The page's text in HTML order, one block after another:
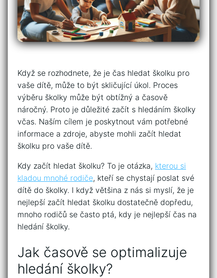
Když se rozhodnete, že je čas hledat školku pro
vaše dítě, může to být skličující úkol. Proces
výběru školky může být obtížný a časově
náročný. Proto je důležité začít s hledáním školky
včas. Naším cílem je poskytnout vám potřebné
informace a zdroje, abyste mohli začít hledat
školku pro vaše dítě.
Kdy začít hledat školku? To je otázka, kterou si
kladou mnohé rodiče, kteří se chystají poslat své
dítě do školky. I když většina z nás si myslí, že je
nejlepší začít hledat školku dostatečně dopředu,
mnoho rodičů se často ptá, kdy je nejlepší čas na
hledání školky.
Jak časově se optimalizuje
hledání školky?